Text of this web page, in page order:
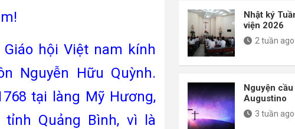
hội Việt nam kính
Nguyễn Hữu Quỳnh.
tại làng Mỹ Hương,
tỉnh Quảng Bình, vì là
Nhật ký
viện 2026
2 tuần ago
Nguyện
Augustino
3 tuần ago